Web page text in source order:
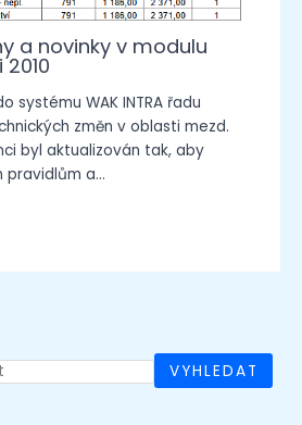
a novinky v modulu
systému WAK INTRA řadu
změn v oblasti mezd.
byl aktualizován tak, aby
pravidlům a…
VYHLEDAT